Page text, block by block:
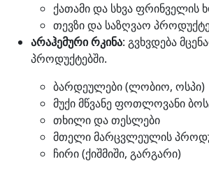
ქათამი და სხვა ფრინველის
თევზი და საზღვაო
არაჰემური რკინა: გვხვდება
პროდუქტებში.
ბარდეულები (ლობიო, ოსპი)
მუქი მწვანე ფოთლოვანი
თხილი და თესლები
მთელი მარცვლეულის
ჩირი (ქიშმიში, გარგარი)